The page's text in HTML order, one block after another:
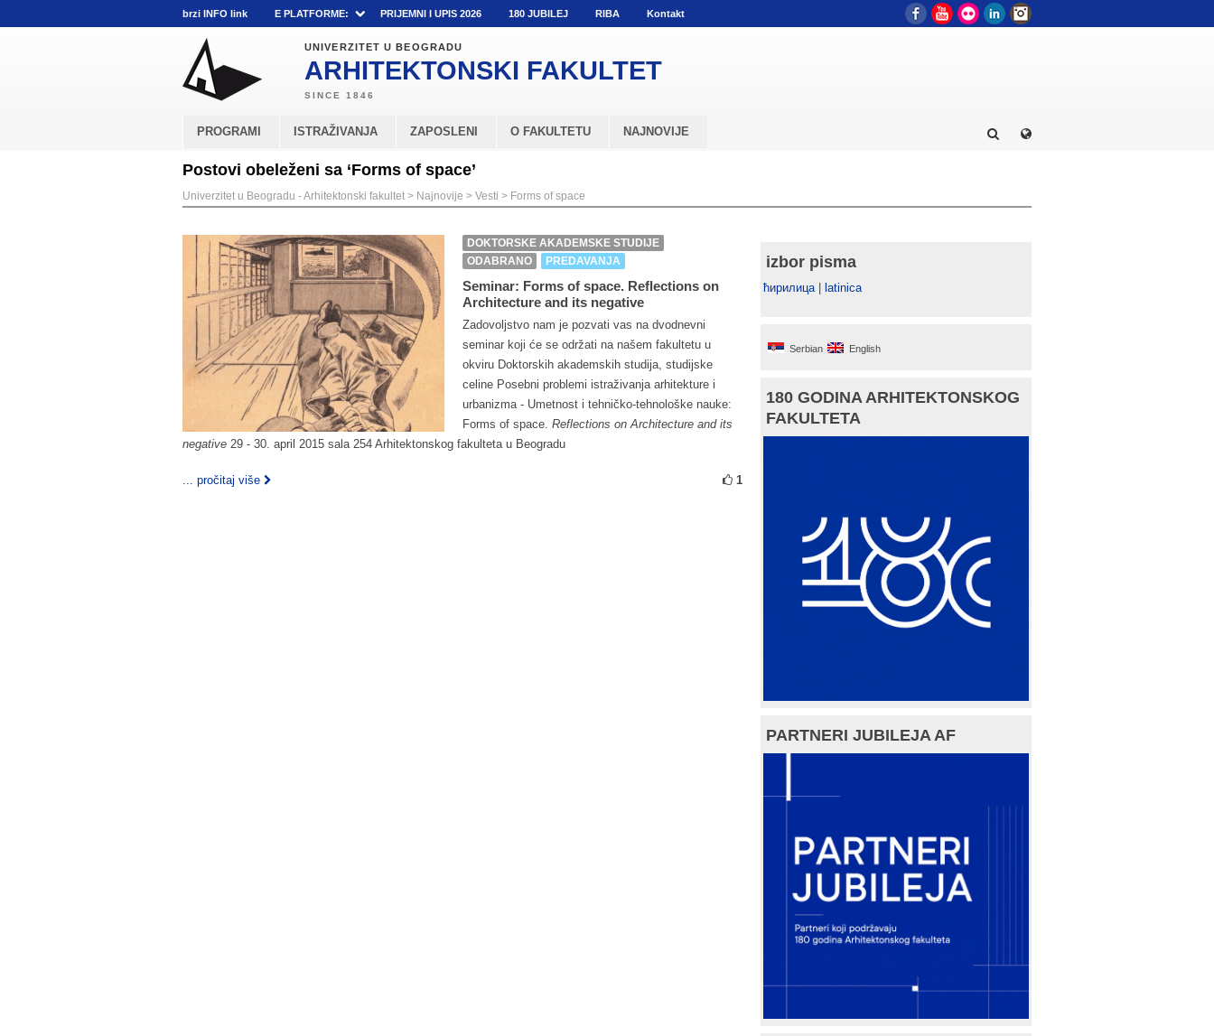
brzi INFO link E PLATFORME: PRIJEMNI I UPIS 2026 180 JUBILEJ RIBA Kontakt FacebookYouTube
Flickr LinkedIn
UNIVERZITET U BEOGRADU
ARHITEKTONSKI FAKULTET
PROGRAMI ISTRAŽIVANJA ZAPOSLENI O FAKULTETU NAJNOVIJE
Postovi obeleženi sa ‘Forms of space’
Univerzitet u Beogradu - Arhitektonski fakultet > Najnovije > Vesti > Forms of space
DOKTORSKE AKADEMSKE STUDIJE
ODABRANO
PREDAVANJA
Seminar: Forms of space. Reflections on
Architecture and its negative
Zadovoljstvo nam je pozvati vas na dvodnevni
seminar koji će se održati na našem fakultetu u
okviru Doktorskih akademskih studija, studijske
celine Posebni problemi istraživanja arhitekture i
urbanizma - Umetnost i tehničko-tehnološke nauke:
Forms of space. Reflections on Architecture and its
negative 29 - 30. april 2015 sala 254 Arhitektonskog fakulteta u Beogradu
... pročitaj više 1
izbor pisma
ћирилица| latinica
Serbian English
180 GODINA ARHITEKTONSKOG
FAKULTETA
PARTNERI JUBILEJA AF